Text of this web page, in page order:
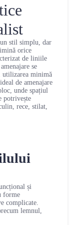
stil simplu, dar
orice
de liniile
se
utilizarea minimă
de amenajare
unde spațiul
potrivește
rece, stilat,
și
forme
complicate.
lemnul,